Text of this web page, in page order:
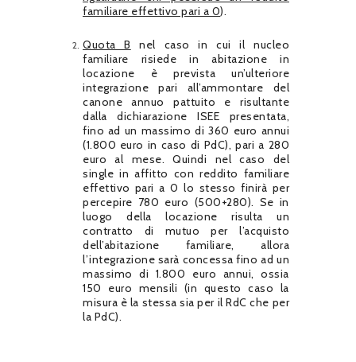
familiare effettivo pari a 0).
Quota B nel caso in cui il nucleo
familiare risiede in abitazione in
locazione è prevista un’ulteriore
integrazione pari all’ammontare del
canone annuo pattuito e risultante
dalla dichiarazione ISEE presentata,
fino ad un massimo di 360 euro annui
(1.800 euro in caso di PdC), pari a 280
euro al mese. Quindi nel caso del
single in affitto con reddito familiare
effettivo pari a 0 lo stesso finirà per
percepire 780 euro (500+280). Se in
luogo della locazione risulta un
contratto di mutuo per l’acquisto
dell’abitazione familiare, allora
l’integrazione sarà concessa fino ad un
massimo di 1.800 euro annui, ossia
150 euro mensili (in questo caso la
misura è la stessa sia per il RdC che per
la PdC).